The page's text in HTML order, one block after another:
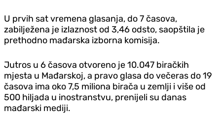
U prvih sat vremena glasanja, do 7 časova,
zabilježena je izlaznost od 3,46 odsto, saopštila je
prethodno mađarska izborna komisija.
Jutros u 6 časova otvoreno je 10.047 biračkih
mjesta u Mađarskoj, a pravo glasa do večeras do 19
časova ima oko 7,5 miliona birača u zemlji i više od
500 hiljada u inostranstvu, prenijeli su danas
mađarski mediji.